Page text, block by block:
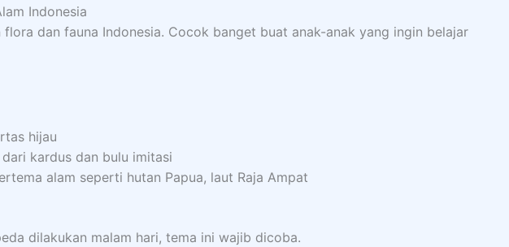
Indonesia
flora dan fauna Indonesia. Cocok banget buat anak-anak yang ingin belajar
hijau
kardus dan bulu imitasi
alam seperti hutan Papua, laut Raja Ampat
dilakukan malam hari, tema ini wajib dicoba.